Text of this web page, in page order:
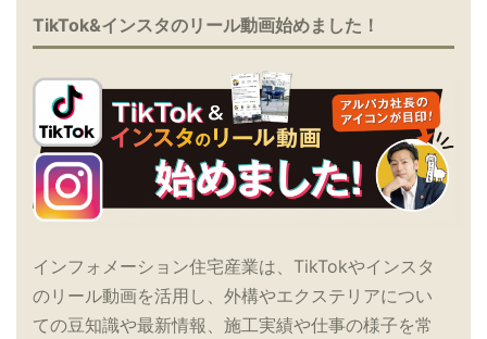
TikTok&インスタのリール動画始めました！
インフォメーション住宅産業は、TikTokやインスタ
のリール動画を活用し、外構やエクステリアについ
ての豆知識や最新情報、施工実績や仕事の様子を常